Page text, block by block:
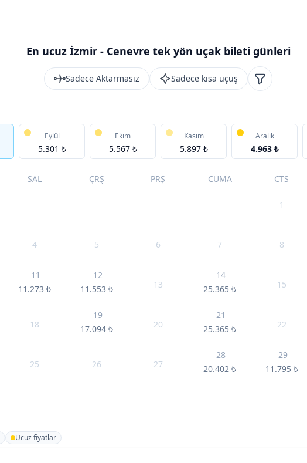
En ucuz İzmir - Cenevre tek yön uçak bileti günleri
Sadece Aktarmasız Sadece kısa uçuş Filtreler
Eylül
5.301 ₺
Ekim
5.567 ₺
Kasım
5.897 ₺
Aralık
4.963 ₺
SAL ÇRŞ PRŞ CUMA CTS
1
4 5 6 7 8
11
11.273₺
12
11.553 ₺ 13
14
25.365₺ 15
18
19
17.094 ₺ 20
21
25.365₺ 22
25 26 27
28
20.402₺
29
11.795 ₺
Ucuz fiyatlar